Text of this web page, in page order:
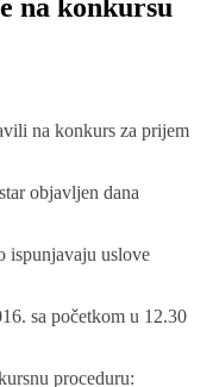
na konkursu
na konkurs za prijem
objavljen dana
ispunjavaju uslove
sa početkom u 12.30
proceduru: